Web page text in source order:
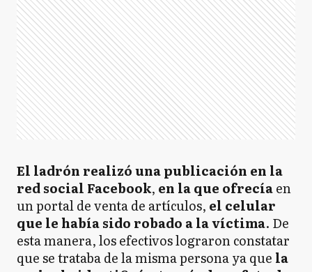
El ladrón realizó una publicación en la
red social Facebook, en la que ofrecíaen
un portal de venta de artículos, el celular
que le había sido robado a la víctima. De
esta manera, los efectivos lograron constatar
que se trataba de la misma persona ya que la